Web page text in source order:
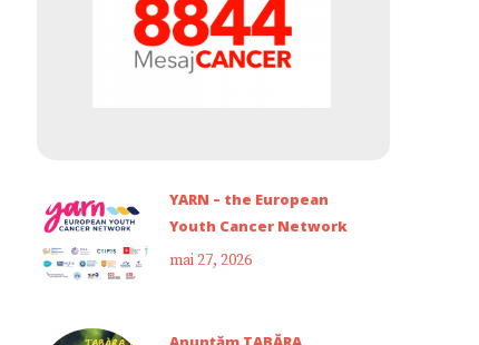
YARN – the European
Youth Cancer Network
mai 27, 2026